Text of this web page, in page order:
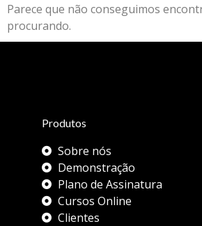
Parece que não conseguimos
procurando.
Produtos
Sobre nós
Demonstração
Plano de Assinatura
Cursos Online
Clientes